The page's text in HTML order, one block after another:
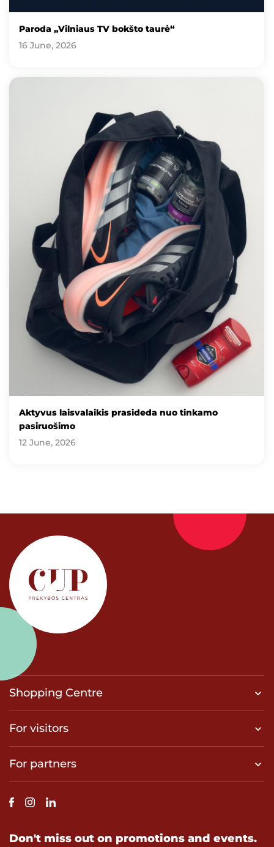
Paroda „Vilniaus TV bokšto taurė“
16 June, 2026
Aktyvus laisvalaikis prasideda nuo tinkamo
pasiruošimo
12 June, 2026
Shopping Centre
For visitors
For partners
Don't miss out on promotions and events.